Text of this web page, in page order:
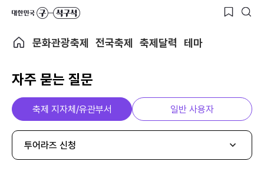
문화관광축제 전국축제 축제달력 테마
자주 묻는 질문
축제 지자체/유관부서 일반 사용자
투어라즈 신청